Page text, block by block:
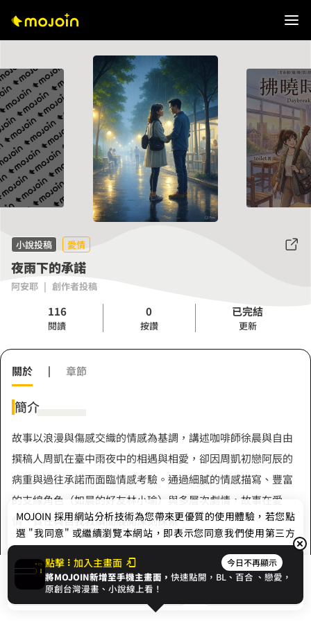
小說投稿 愛情
夜雨下的承諾
阿安耶 | 創作者投稿
116
閱讀
0
按讚
已完結
更新
開始閱讀
關於 | 章節
簡介
故事以浪漫與傷感交織的情感為基調，講述咖啡師徐晨與自由
撰稿人周凱在臺中雨夜中的相遇與相愛，卻因周凱初戀阿辰的
病重與過往承諾而面臨情感考驗。通過細膩的情感描寫、豐富
的支線角色（如晨的好友林小瑜）與多層次劇情，故事在愛
情、責任與自我救贖間展開深刻探索。
作者
點擊 加入主畫面 今日不再顯示
將MOJOIN新增至手機主畫面，快速點開，BL、百合 、戀愛，
原創台灣漫畫、小說線上看！
MOJOIN 採用網站分析技術為您帶來更優質的使用體驗，若您點
選 "我同意" 或繼續瀏覽本網站，即表示您同意我們使用第三方
Cookie，欲瞭解更多資訊請見隱私權政策。
我同意